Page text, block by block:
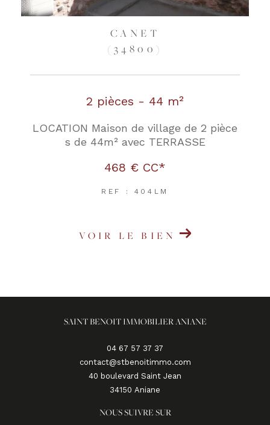
CANET
(34800)
2 pièces - 44 m²
LOCATION Maison de village de 2 pièce
s de 44m² avec TERRASSE
468 € CC*
REF : 404LM
VOIR LE BIEN
SAINT BENOIT IMMOBILIER ANIANE
04 67 57 37 37
contact@stbenoitimmo.com
40 boulevard Saint Jean
34150
aniane
NOUS SUIVRE SUR